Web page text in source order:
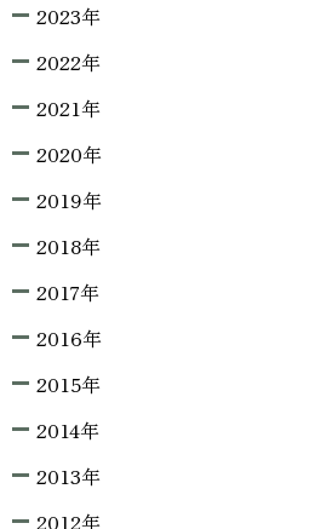
2023年
2022年
2021年
2020年
2019年
2018年
2017年
2016年
2015年
2014年
2013年
2012年